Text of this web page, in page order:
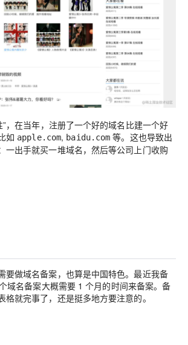
”，在当年，注册了一个好的域名比建一个好
如 apple.com, baidu.com 等。这也导致出
一出手就买一堆域名，然后等公司上门收购
要做域名备案，也算是中国特色。最近我备
域名备案大概需要 1 个月的时间来备案。备
格就完事了，还是挺多地方要注意的。